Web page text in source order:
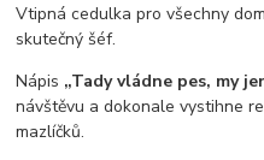
Vtipná cedulka pro všechny
skutečný šéf.
Nápis „Tady vládne pes, my
návštěvu a dokonale vystihne
mazlíčků.